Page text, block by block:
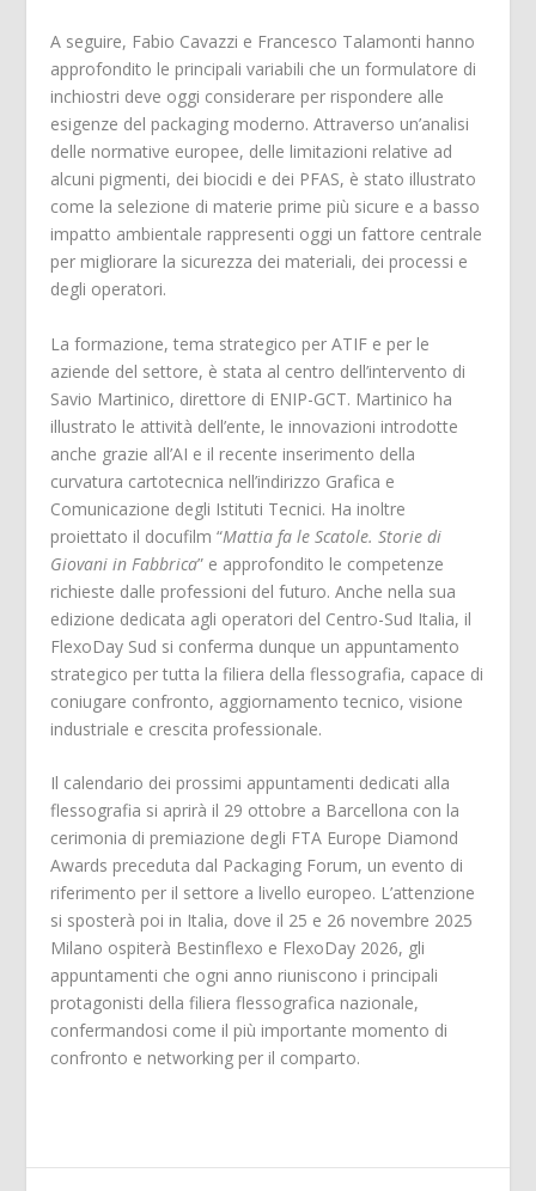
A seguire, Fabio Cavazzi e Francesco Talamonti hanno
approfondito le principali variabili che un formulatore di
inchiostri deve oggi considerare per rispondere alle
esigenze del packaging moderno. Attraverso un’analisi
delle normative europee, delle limitazioni relative ad
alcuni pigmenti, dei biocidi e dei PFAS, è stato illustrato
come la selezione di materie prime più sicure e a basso
impatto ambientale rappresenti oggi un fattore centrale
per migliorare la sicurezza dei materiali, dei processi e
degli operatori.
La formazione, tema strategico per ATIF e per le
aziende del settore, è stata al centro dell’intervento di
Savio Martinico, direttore di ENIP-GCT. Martinico ha
illustrato le attività dell’ente, le innovazioni introdotte
anche grazie all’AI e il recente inserimento della
curvatura cartotecnica nell’indirizzo Grafica e
Comunicazione degli Istituti Tecnici. Ha inoltre
proiettato il docufilm “Mattia fa le Scatole. Storie di
Giovani in Fabbrica” e approfondito le competenze
richieste dalle professioni del futuro. Anche nella sua
edizione dedicata agli operatori del Centro-Sud Italia, il
FlexoDay Sud si conferma dunque un appuntamento
strategico per tutta la filiera della flessografia, capace di
coniugare confronto, aggiornamento tecnico, visione
industriale e crescita professionale.
Il calendario dei prossimi appuntamenti dedicati alla
flessografia si aprirà il 29 ottobre a Barcellona con la
cerimonia di premiazione degli FTA Europe Diamond
Awards preceduta dal Packaging Forum, un evento di
riferimento per il settore a livello europeo. L’attenzione
si sposterà poi in Italia, dove il 25 e 26 novembre 2025
Milano ospiterà Bestinflexo e FlexoDay 2026, gli
appuntamenti che ogni anno riuniscono i principali
protagonisti della filiera flessografica nazionale,
confermandosi come il più importante momento di
confronto e networking per il comparto.